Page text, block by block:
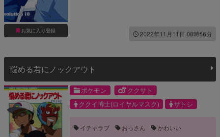
お気に入り登録 2022年11月11日 08時56分
悩める君にノックアウト
ポケモン
ククサト
ククイ博士(ロイヤルマスク)
サトシ
イチャラブ おっさん
かわいい